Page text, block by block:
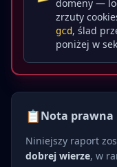
domeny —
zrzuty
gcd, ślad
poniżej w
📋Nota prawna
Niniejszy raport
dobrej wierze, w